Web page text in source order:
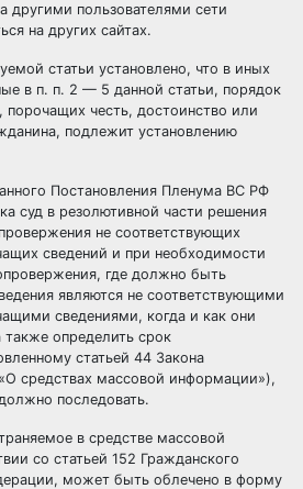
другими пользователями сети
на других сайтах.
статьи установлено, что в иных
в п. п. 2 — 5 данной статьи, порядок
порочащих честь, достоинство или
подлежит установлению
Постановления Пленума ВС РФ
суд в резолютивной части решения
не соответствующих
сведений и при необходимости
где должно быть
являются не соответствующими
сведениями, когда и как они
определить срок
статьей 44 Закона
средствах массовой информации»),
последовать.
в средстве массовой
со статьей 152 Гражданского
может быть облечено в форму